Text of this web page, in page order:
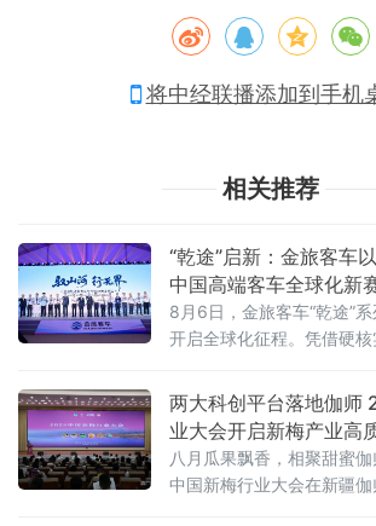
将中经联播添加到手机
相关推荐
“乾途”启新：金旅客车
中国高端客车全球化新
8月6日，金旅客车“乾途”
开启全球化征程。凭借硬
长黄循铀，福汽集团党委
汽车集团党委书记、董事
团副总裁、金旅客车党委书
庆，金旅客车总经理赖志
两大科创平台落地伽师
业大会开启新梅产业高
八月瓜果飘香，相聚甜蜜
中国新梅行业大会在新疆